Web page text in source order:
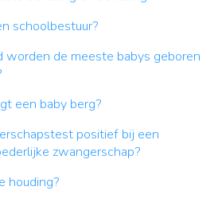
schoolbestuur?
worden de meeste babys geboren
een baby berg?
positief bij een
zwangerschap?
houding?